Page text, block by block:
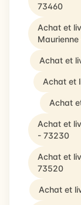
73460
Achat et
Achat et
Achat et
Achat
Achat et
- 73230
Achat et
73520
Achat et